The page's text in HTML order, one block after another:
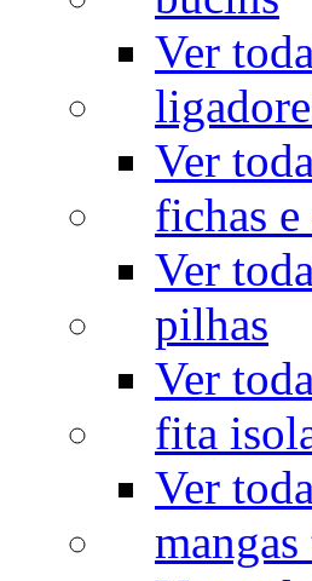
Ver
Ver
fichas e
Ver
pilhas
Ver
fita
Ver